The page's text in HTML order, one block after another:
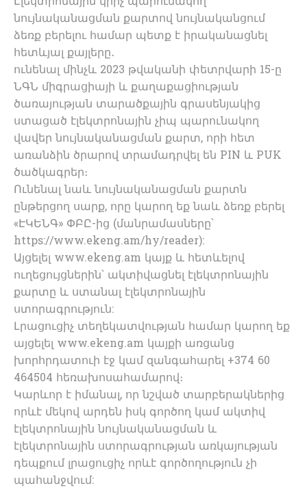
նույնականացման քարտով նույնականցում
ձեռք բերելու համար պետք է իրականացնել
հետևյալ քայլերը․
ունենալ մինչև 2023 թվականի փետրվարի 15-ը
ՆԳՆ միգրացիայի և քաղաքացիության
ծառայության տարածքային գրասենյակից
ստացած էլեկտրոնային չիպ պարունակող
վավեր նույնականացման քարտ, որի հետ
առանձին ծրարով տրամադրվել են PIN և PUK
ծածկագրեր։
Ունենալ նաև նույնականացման քարտն
ընթերցող սարք, որը կարող եք նաև ձեռք բերել
«ԷԿԵՆԳ» ՓԲԸ-ից (մանրամասները՝
https://www.ekeng.am/hy/reader):
Այցելել www.ekeng.am կայք և հետևելով
ուղեցույցներին՝ ակտիվացնել էլեկտրոնային
քարտը և ստանալ էլեկտրոնային
ստորագրություն:
Լրացուցիչ տեղեկատվության համար կարող եք
այցելել www.ekeng.am կայքի առցանց
խորհրդատուի էջ կամ զանգահարել +374 60
464504 հեռախոսահամարով։
Կարևոր է իմանալ, որ նշված տարբերակներից
որևէ մեկով արդեն իսկ գործող կամ ակտիվ
էլեկտրոնային նույնականացման և
էլեկտրոնային ստորագրության առկայության
դեպքում լրացուցիչ որևէ գործողություն չի
պահանջվում: